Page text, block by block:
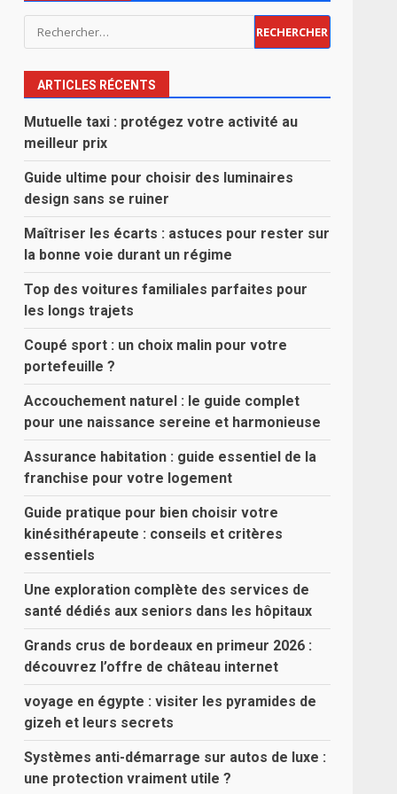
Rechercher :
ARTICLES RÉCENTS
Mutuelle taxi : protégez votre activité au
meilleur prix
Guide ultime pour choisir des luminaires
design sans se ruiner
Maîtriser les écarts : astuces pour rester sur
la bonne voie durant un régime
Top des voitures familiales parfaites pour
les longs trajets
Coupé sport : un choix malin pour votre
portefeuille ?
Accouchement naturel : le guide complet
pour une naissance sereine et harmonieuse
Assurance habitation : guide essentiel de la
franchise pour votre logement
Guide pratique pour bien choisir votre
kinésithérapeute : conseils et critères
essentiels
Une exploration complète des services de
santé dédiés aux seniors dans les hôpitaux
Grands crus de bordeaux en primeur 2026 :
découvrez l’offre de château internet
voyage en égypte : visiter les pyramides de
gizeh et leurs secrets
Systèmes anti-démarrage sur autos de luxe :
une protection vraiment utile ?